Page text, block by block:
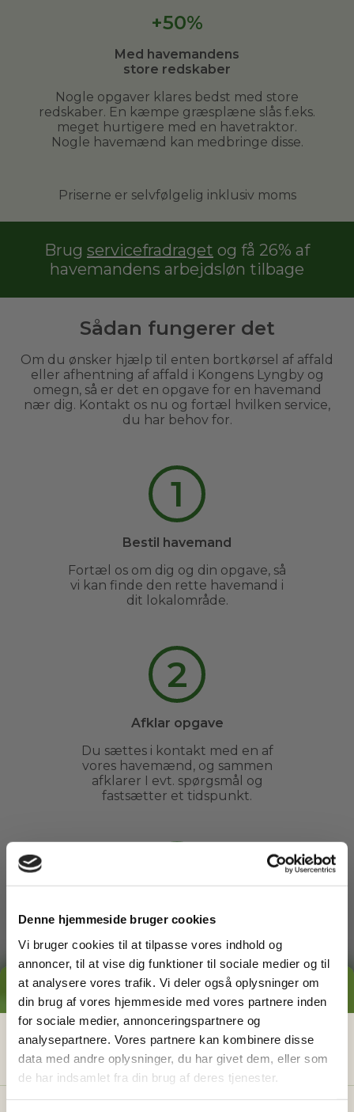
Denne hjemmeside bruger cookies
Vi bruger cookies til at tilpasse vores indhold og
annoncer, til at vise dig funktioner til sociale medier og til
at analysere vores trafik. Vi deler også oplysninger om
din brug af vores hjemmeside med vores partnere inden
for sociale medier, annonceringspartnere og
analysepartnere. Vores partnere kan kombinere disse
data med andre oplysninger, du har givet dem, eller som
de har indsamlet fra din brug af deres tjenester.
+50%
Med havemandens
store redskaber
Nogle opgaver klares bedst med store
redskaber. En kæmpe græsplæne slås f.eks.
meget hurtigere med en havetraktor.
Nogle havemænd kan medbringe disse.
Priserne er selvfølgelig inklusiv moms
Brug servicefradraget og få 26% af
havemandens arbejdsløn tilbage
Sådan fungerer det
Om du ønsker hjælp til enten bortkørsel af affald
eller afhentning af affald i Kongens Lyngby og
omegn, så er det en opgave for en havemand
nær dig. Kontakt os nu og fortæl hvilken service,
du har behov for.
1
Bestil havemand
Fortæl os om dig og din opgave, så
vi kan finde den rette havemand i
dit lokalområde.
2
Afklar opgave
Du sættes i kontakt med en af
vores havemænd, og sammen
afklarer I evt. spørgsmål og
fastsætter et tidspunkt.
Arbejdet udføres
Du kan slappe af, mens din
havemand ordner din have. Du
behøver ikke engang være
hjemme.
4
GRATIS PRISESTIMAT
Hvad koster detegentligat få
hjælp i haven?
Få vores prisguide med faste timepriser, eksempler